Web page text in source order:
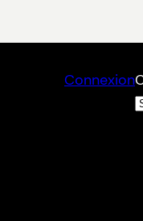
Connexion